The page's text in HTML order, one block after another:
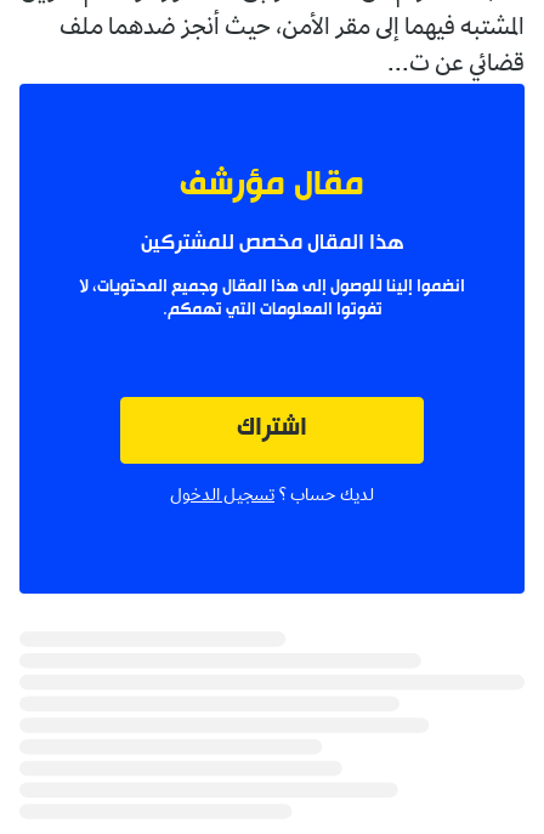
المشتبه فيهما إلى مقر الأمن، حيث أنجز ضدهما ملف
قضائي عن ت...
مقال مؤرشف
هذا المقال مخصص للمشتركين
انضموا إلينا للوصول إلى هذا المقال وجميع المحتويات، لا
تفوتوا المعلومات التي تهمكم.
اشتراك
لديك حساب ؟ تسجيل الدخول